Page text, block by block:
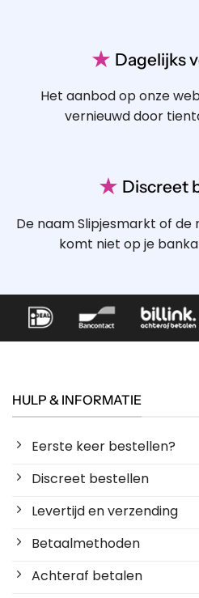
★ Dagelijks
Het aanbod op onze
vernieuwd door
★ Discreet
De naam Slipjesmarkt of
komt niet op je
HULP & INFORMATIE
Eerste keer bestellen?
Discreet bestellen
Levertijd en verzending
Betaalmethoden
Achteraf betalen